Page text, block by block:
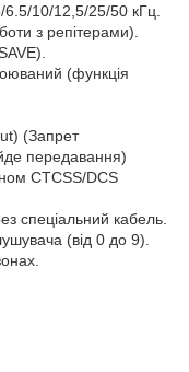
6.5/10/12,5/25/50 кГц.
з репітерами).
(функція
(Запрет
передавання)
CTCSS/DCS
спеціальний кабель.
(від 0 до 9).